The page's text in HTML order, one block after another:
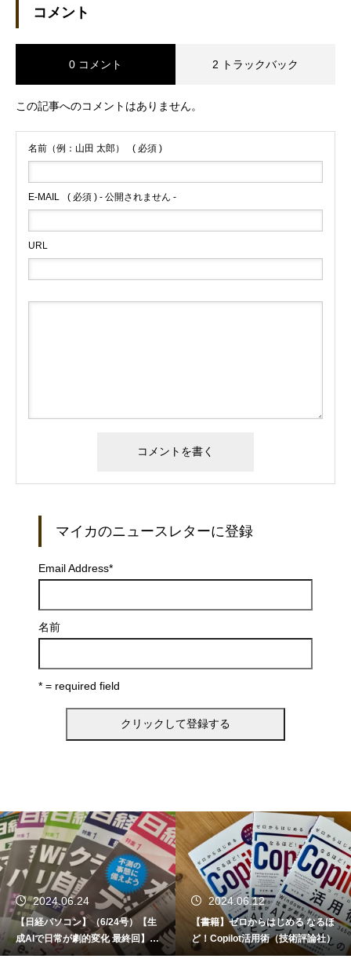
コメント
0 コメント 2 トラックバック
この記事へのコメントはありません。
名前（例：山田 太郎） ( 必須 )
E-MAIL ( 必須 ) - 公開されません -
URL
マイカのニュースレターに登録
Email Address*
名前
* = required field
2024.06.24
【日経パソコン】（6/24号）【生
成AIで日常が劇的変化 最終回】 A
I時代のアプリケーション／サービ
2024.06.12
【書籍】ゼロからはじめる なるほ
ど！Copilot活用術（技術評論社）